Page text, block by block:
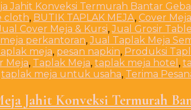
cloth, BUTIK TAPLAK MEJA, Cover Meja
Cover Meja & Kursi,Jual Grosir
perkantoran,Jual Taplak Meja
meja, pesan napkin, Produksi
Meja, Taplak Meja, taplak meja hotel ,
taplak meja untuk usaha, Terima
Jahit Konveksi Termurah